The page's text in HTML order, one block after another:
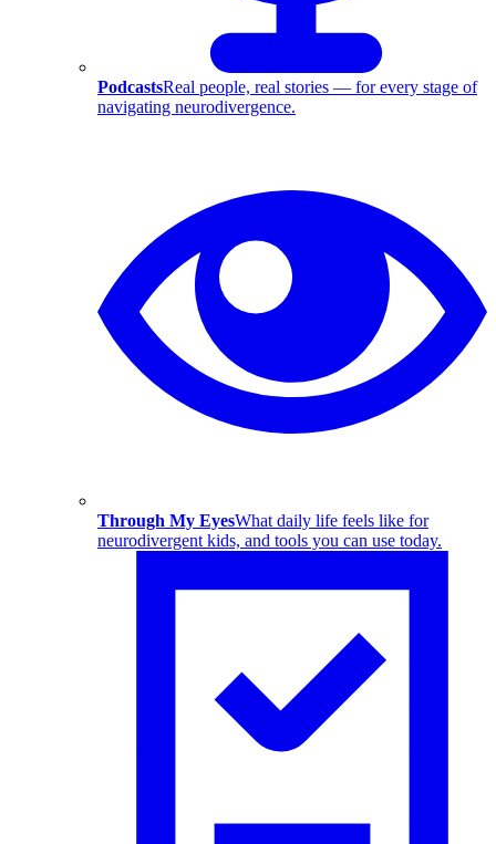
PodcastsReal people, real stories — for every stage of
navigating neurodivergence.
Through My EyesWhat daily life feels like for
neurodivergent kids, and tools you can use today.